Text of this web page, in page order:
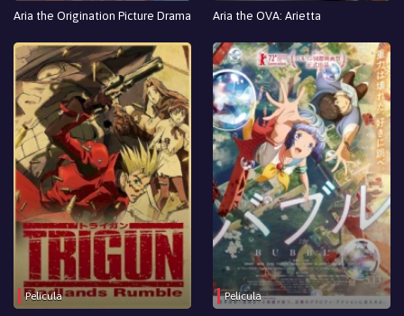
Aria the Origination Picture Drama Aria the OVA: Arietta
Película Película